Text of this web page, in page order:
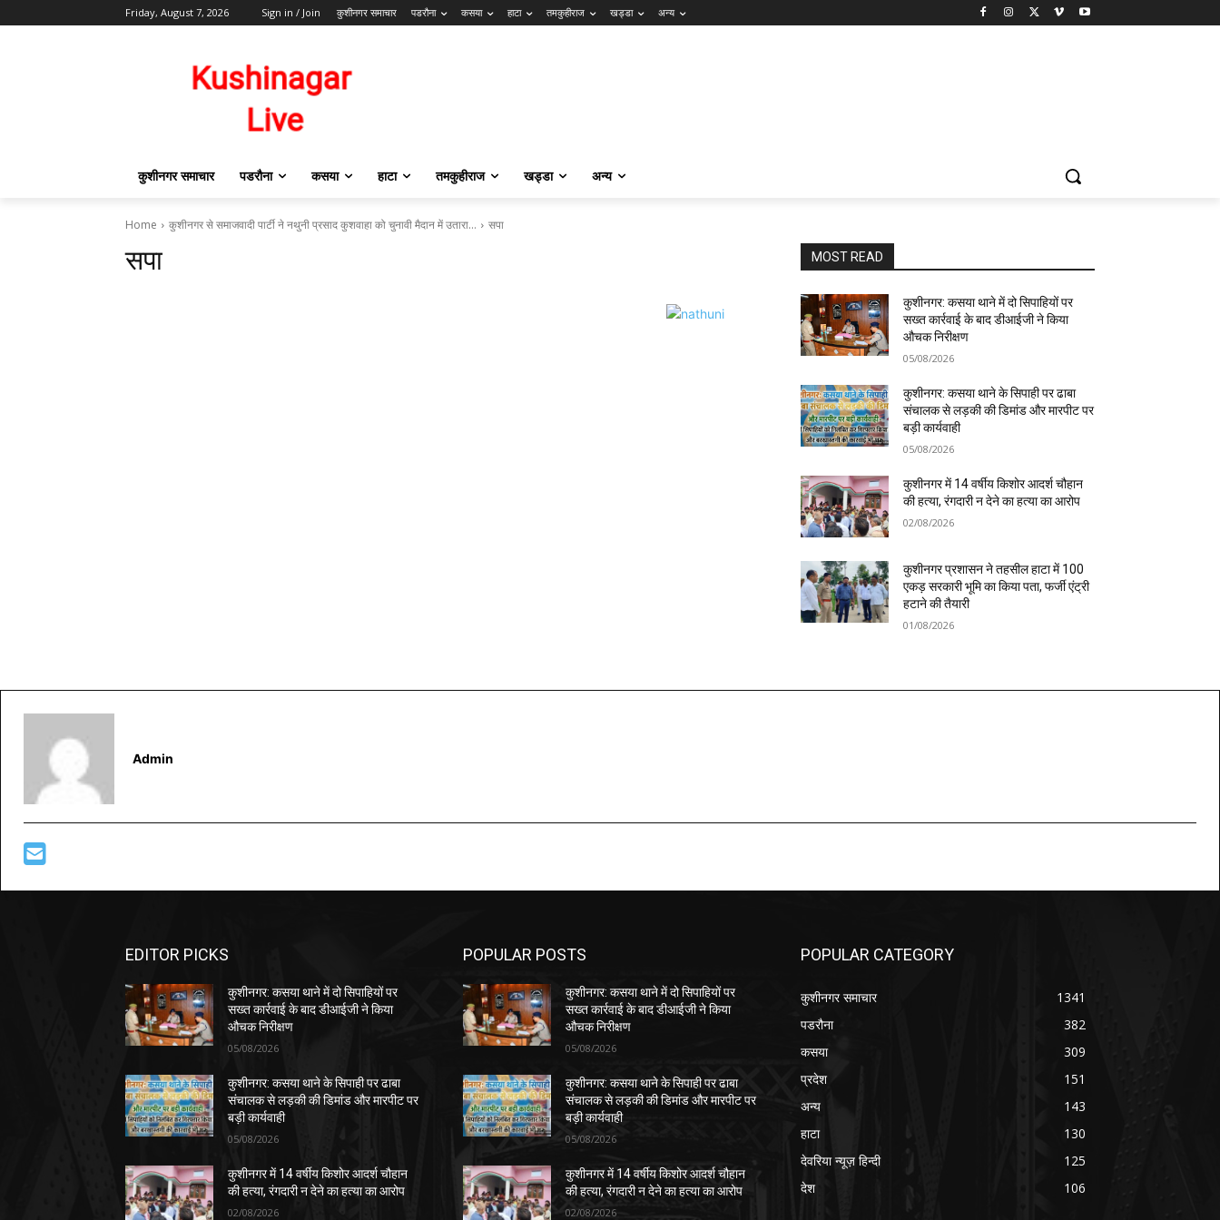
Friday, August 7, 2026 Sign in / Join कुशीनगर समाचार पडरौना कसया हाटा तमकुहीराज खड्डा अन्य
कुशीनगर समाचार पडरौना कसया हाटा तमकुहीराज खड्डा अन्य
Home कुशीनगर से समाजवादी पार्टी ने नथुनी प्रसाद कुशवाहा को चुनावी मैदान में उतारा… सपा
सपा MOST READ
कुशीनगर: कसया थाने में दो सिपाहियों पर
सख्त कार्रवाई के बाद डीआईजी ने किया
औचक निरीक्षण
05/08/2026
कुशीनगर: कसया थाने के सिपाही पर ढाबा
संचालक से लड़की की डिमांड और मारपीट पर
बड़ी कार्यवाही
05/08/2026
कुशीनगर में 14 वर्षीय किशोर आदर्श चौहान
की हत्या, रंगदारी न देने का हत्या का आरोप
02/08/2026
कुशीनगर प्रशासन ने तहसील हाटा में 100
एकड़ सरकारी भूमि का किया पता, फर्जी एंट्री
हटाने की तैयारी
01/08/2026
Admin
EDITOR PICKS
कुशीनगर: कसया थाने में दो सिपाहियों पर
सख्त कार्रवाई के बाद डीआईजी ने किया
औचक निरीक्षण
05/08/2026
कुशीनगर: कसया थाने के सिपाही पर ढाबा
संचालक से लड़की की डिमांड और मारपीट पर
बड़ी कार्यवाही
05/08/2026
कुशीनगर में 14 वर्षीय किशोर आदर्श चौहान
की हत्या, रंगदारी न देने का हत्या का आरोप
02/08/2026
POPULAR POSTS
कुशीनगर: कसया थाने में दो सिपाहियों पर
सख्त कार्रवाई के बाद डीआईजी ने किया
औचक निरीक्षण
05/08/2026
कुशीनगर: कसया थाने के सिपाही पर ढाबा
संचालक से लड़की की डिमांड और मारपीट पर
बड़ी कार्यवाही
05/08/2026
कुशीनगर में 14 वर्षीय किशोर आदर्श चौहान
की हत्या, रंगदारी न देने का हत्या का आरोप
02/08/2026
POPULAR CATEGORY
कुशीनगर समाचार
1341
पडरौना
382
कसया
309
प्रदेश
151
अन्य
143
हाटा
130
देवरिया न्यूज़ हिन्दी
125
देश
106